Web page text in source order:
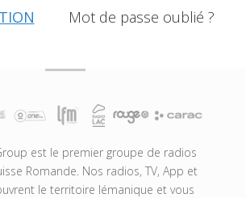
Mot de passe oublié ?
est le premier groupe de radios
Romande. Nos radios, TV, App et
le territoire lémanique et vous